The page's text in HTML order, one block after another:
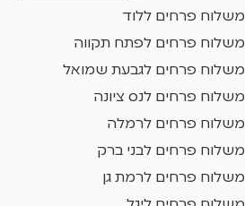
משלוח פרחים ללוד
משלוח פרחים לפתח תקווה
משלוח פרחים לגבעת שמואל
משלוח פרחים לנס ציונה
משלוח פרחים לרמלה
משלוח פרחים לבני ברק
משלוח פרחים לרמת גן